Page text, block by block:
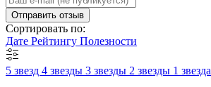
Отправить отзыв
Сортировать по:
Дате Рейтингу Полезности
5 звезд 4 звезды 3 звезды 2 звезды 1 звезда